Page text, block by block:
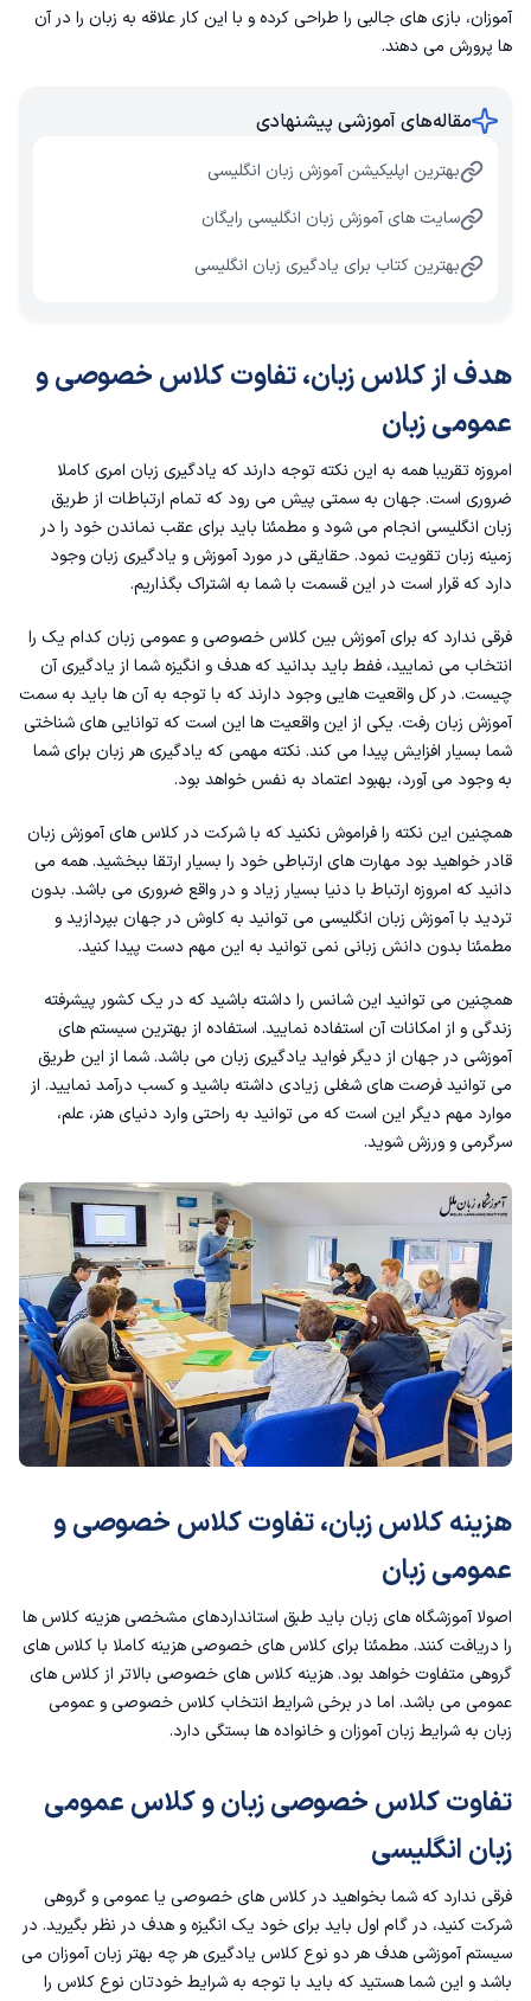
آموزان، بازی های جالبی را طراحی کرده و با این کار علاقه به زبان را در آن
ها پرورش می دهند.
مقاله‌های آموزشی پیشنهادی
بهترین اپلیکیشن آموزش زبان انگلیسی
سایت های آموزش زبان انگلیسی رایگان
بهترین کتاب برای یادگیری زبان انگلیسی
هدف از کلاس زبان، تفاوت کلاس خصوصی و
عمومی زبان
امروزه تقریبا همه به این نکته توجه دارند که یادگیری زبان امری کاملا
ضروری است. جهان به سمتی پیش می رود که تمام ارتباطات از طریق
زبان انگلیسی انجام می شود و مطمئنا باید برای عقب نماندن خود را در
زمینه زبان تقویت نمود. حقایقی در مورد آموزش و یادگیری زبان وجود
دارد که قرار است در این قسمت با شما به اشتراک بگذاریم.
فرقی ندارد که برای آموزش بین کلاس خصوصی و عمومی زبان کدام‌ یک را
انتخاب می نمایید، ففط باید بدانید که هدف و انگیزه شما از یادگیری آن
چیست. در کل واقعیت هایی وجود دارند که با توجه به آن ها باید به سمت
آموزش زبان رفت. یکی از این واقعیت ها این است که توانایی های شناختی
شما بسیار افزایش پیدا می کند. نکته مهمی که یادگیری هر زبان برای شما
به وجود می آورد، بهبود اعتماد به نفس خواهد بود.
همچنین این نکته را فراموش نکنید که با شرکت در کلاس های آموزش زبان
قادر خواهید بود مهارت های ارتباطی خود را بسیار ارتقا ببخشید. همه می
دانید که امروزه ارتباط با دنیا بسیار زیاد و در واقع ضروری می باشد. بدون
تردید باآموزش زبان انگلیسی می توانید به کاوش در جهان بپردازید و
مطمئنا بدون دانش زبانی نمی توانید به این مهم دست پیدا کنید.
همچنین می توانید این شانس را داشته باشید که در یک کشور پیشرفته
زندگی و از امکانات آن استفاده نمایید. استفاده از بهترین سیستم های
آموزشی در جهان از دیگر فواید یادگیری زبان می باشد. شما از این طریق
می توانید فرصت های شغلی زیادی داشته باشید و کسب درآمد نمایید. از
موارد مهم دیگر این است که می توانید به راحتی وارد دنیای هنر، علم،
سرگرمی و ورزش شوید.
هزینه کلاس زبان، تفاوت کلاس خصوصی و
عمومی زبان
اصولا آموزشگاه های زبان باید طبق استانداردهای مشخصی هزینه کلاس ها
را دریافت کنند. مطمئنا برای کلاس های خصوصی هزینه کاملا با کلاس های
گروهی متفاوت خواهد بود. هزینه کلاس های خصوصی بالاتر از کلاس های
عمومی می باشد. اما در برخی شرایط انتخاب کلاس خصوصی و عمومی
زبان به شرایط زبان آموزان و خانواده ها بستگی دارد.
تفاوت کلاس خصوصی زبان و کلاس عمومی
زبان انگلیسی
فرقی ندارد که‌ شما بخواهید در کلاس های خصوصی یا عمومی و گروهی
شرکت کنید، در گام اول باید برای خود یک انگیزه و هدف در نظر بگیرید. در
سیستم آموزشی هدف هر دو نوع کلاس یادگیری هر چه بهتر زبان آموزان می
باشد و این شما هستید که باید با توجه به شرایط خودتان نوع کلاس را